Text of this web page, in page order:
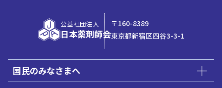
公益社団法人
日本薬剤師会
〒160-8389
東京都新宿区四谷3-3-1
国民のみなさまへ